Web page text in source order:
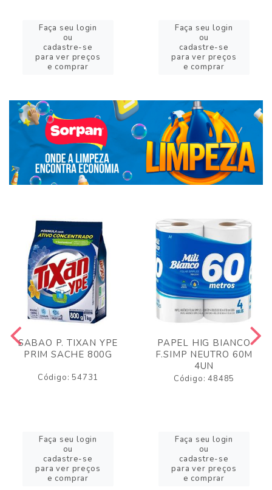
Faça seu login
ou
cadastre-se
para ver preços
e comprar
Faça seu login
ou
cadastre-se
para ver preços
e comprar
SABAO P. TIXAN YPE
PRIM SACHE 800G
Código: 54731
Faça seu login
ou
cadastre-se
para ver preços
e comprar
PAPEL HIG BIANCO
F.SIMP NEUTRO 60M
4UN
Código: 48485
Faça seu login
ou
cadastre-se
para ver preços
e comprar